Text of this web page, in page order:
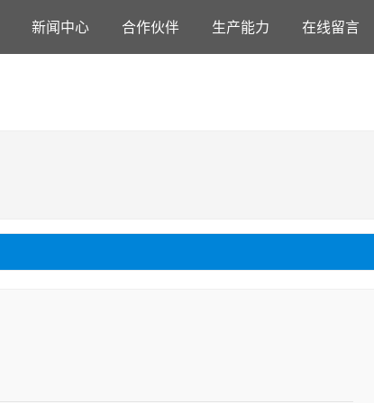
新闻中心 合作伙伴 生产能力 在线留言